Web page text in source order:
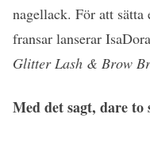
nagellack. För att
fransar lanserar
Glitter Lash & Brow
Med det sagt, dare to